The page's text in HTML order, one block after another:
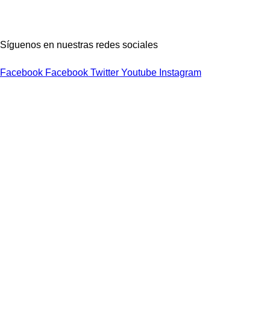
Síguenos en nuestras redes sociales
Facebook Facebook Twitter Youtube Instagram